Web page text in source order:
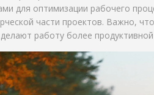
для оптимизации рабочего
части проектов. Важно,
работу более